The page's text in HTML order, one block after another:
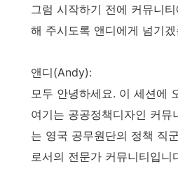
그럼 시작하기 전에 커뮤니
해 주시도록 앤디에게 넘기겠
앤디(Andy):
모두 안녕하세요. 이 세션에
여기는 공공정책디자인 커뮤
는 영국 공무원단의 정책 직
로서의 전문가 커뮤니티입니